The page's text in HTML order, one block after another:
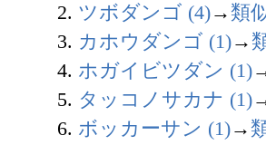
2. ツボダンゴ (4)→ 類
3. カホウダンゴ (1)→
4. ホガイビツダン (1)
5. タッコノサカナ (1)
6. ボッカーサン (1)→